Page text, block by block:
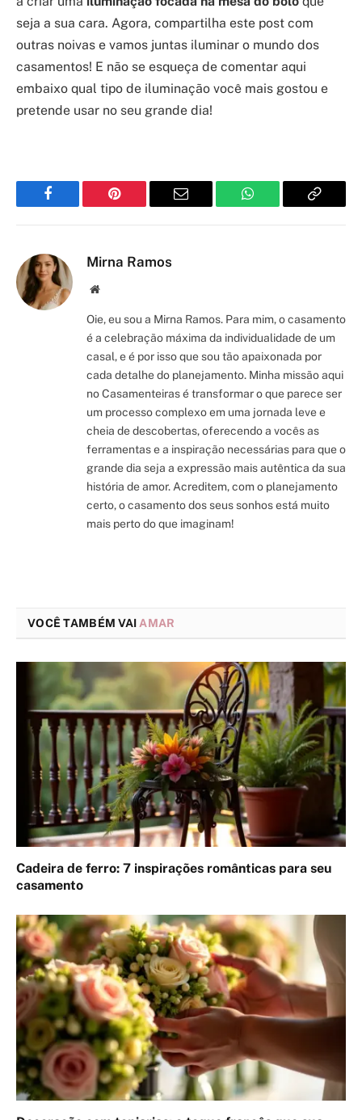
seja a sua cara. Agora, compartilha este post com
outras noivas e vamos juntas iluminar o mundo dos
casamentos! E não se esqueça de comentar aqui
embaixo qual tipo de iluminação você mais gostou e
pretende usar no seu grande dia!
Facebook Pinterest Email WhatsApp Copy
Mirna Ramos
Site/Blog
Oie, eu sou a Mirna Ramos. Para mim, o casamento
é a celebração máxima da individualidade de um
casal, e é por isso que sou tão apaixonada por
cada detalhe do planejamento. Minha missão aqui
no Casamenteiras é transformar o que parece ser
um processo complexo em uma jornada leve e
cheia de descobertas, oferecendo a vocês as
ferramentas e a inspiração necessárias para que o
grande dia seja a expressão mais autêntica da sua
história de amor. Acreditem, com o planejamento
certo, o casamento dos seus sonhos está muito
mais perto do que imaginam!
VOCÊ TAMBÉM VAI AMAR
Cadeira de ferro: 7 inspirações românticas para seu
casamento